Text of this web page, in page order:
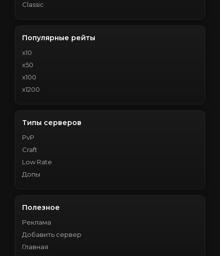
Classic
Популярные рейты
x10
x50
x100
x1200
Типы серверов
PvP
Craft
Low Rate
Допы
Полезное
Реклама
Добавить сервер
Главная